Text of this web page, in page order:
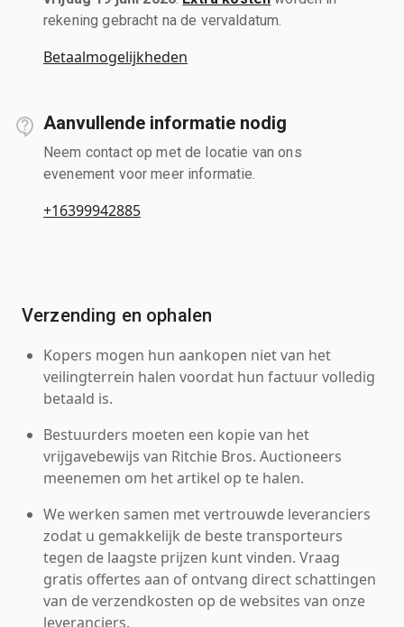
rekening gebracht na de vervaldatum.
Betaalmogelijkheden
Aanvullende informatie nodig
Neem contact op met de locatie van ons
evenement voor meer informatie.
+16399942885
Verzending en ophalen
Kopers mogen hun aankopen niet van het
veilingterrein halen voordat hun factuur volledig
betaald is.
Bestuurders moeten een kopie van het
vrijgavebewijs van Ritchie Bros. Auctioneers
meenemen om het artikel op te halen.
We werken samen met vertrouwde leveranciers
zodat u gemakkelijk de beste transporteurs
tegen de laagste prijzen kunt vinden. Vraag
gratis offertes aan of ontvang direct schattingen
van de verzendkosten op de websites van onze
leveranciers.